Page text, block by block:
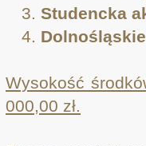
Studencka
Wysokość
000,00 zł.